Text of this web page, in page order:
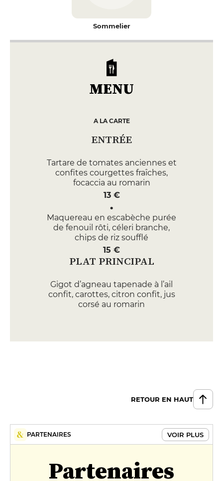
Sommelier
MENU
A LA CARTE
ENTRÉE
Tartare de tomates anciennes et
confites courgettes fraîches,
focaccia au romarin
13 €
Maquereau en escabèche purée
de fenouil rôti, céleri branche,
chips de riz soufflé
15 €
PLAT PRINCIPAL
Gigot d’agneau tapenade à l’ail
confit, carottes, citron confit, jus
corsé au romarin
Dorade grise snackée artichaut
maïs soufflé caramélisé, crumble
choco
RETOUR EN HAUT
PARTENAIRES VOIR PLUS
Partenaires